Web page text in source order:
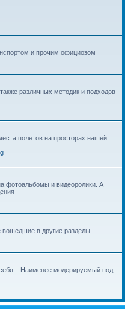
и прочим официозом
различных методик и подходов
полетов на просторах нашей
фотоальбомы и видеоролики. А
в другие разделы
Наименее модерируемый под-